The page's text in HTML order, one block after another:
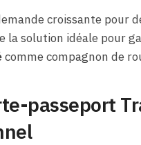
croissante pour
la solution idéale pour
comme compagnon de
passeport